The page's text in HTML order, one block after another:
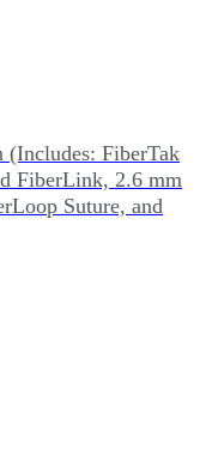
(Includes: FiberTak
FiberLink, 2.6 mm
Suture, and